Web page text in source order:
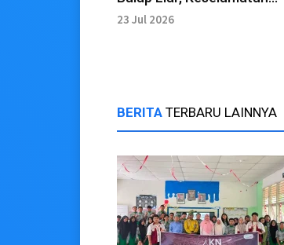
Pengguna Jalan Jadi
23 Jul 2026
BERITA TERBARU LAINNYA